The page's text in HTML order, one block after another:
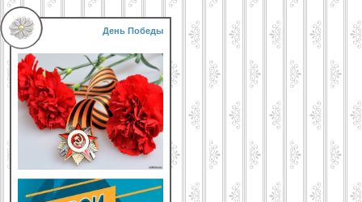
День Победы